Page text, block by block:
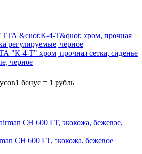
"К-4-Т" хром, прочная сетка, сиденье
черное
1 бонус = 1 рубль
CH 600 LT, экокожа, бежевое,